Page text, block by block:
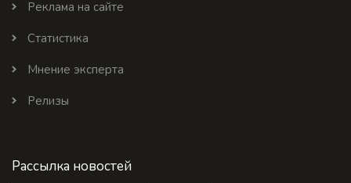
Реклама на сайте
Статистика
Мнение эксперта
Релизы
Рассылка новостей